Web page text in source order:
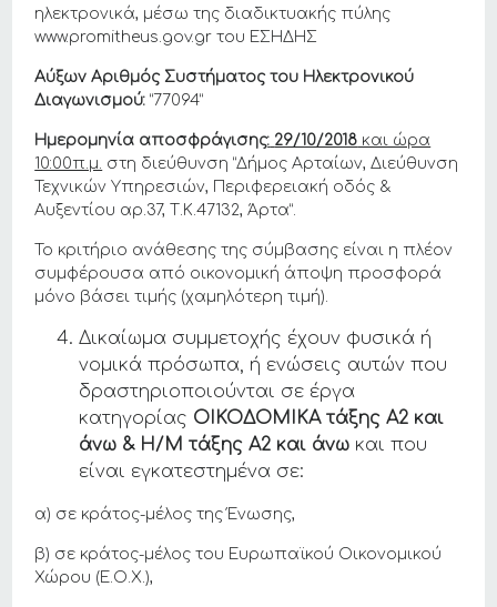
ηλεκτρονικά, μέσω της διαδικτυακής πύλης
www.promitheus.gov.gr του ΕΣΗΔΗΣ
Αύξων Αριθμός Συστήματος του Ηλεκτρονικού
Διαγωνισμού: “77094”
Ημερομηνία αποσφράγισης: 29/10/2018 και ώρα
10:00π.μ. στη διεύθυνση “Δήμος Αρταίων, Διεύθυνση
Τεχνικών Υπηρεσιών, Περιφερειακή οδός &
Αυξεντίου αρ.37, Τ.Κ.47132, Άρτα”.
Το κριτήριο ανάθεσης της σύμβασης είναι η πλέον
συμφέρουσα από οικονομική άποψη προσφορά
μόνο βάσει τιμής (χαμηλότερη τιμή).
Δικαίωμα συμμετοχής έχουν φυσικά ή
νομικά πρόσωπα, ή ενώσεις αυτών που
δραστηριοποιούνται σε έργα
κατηγορίας ΟΙΚΟΔΟΜΙΚΑ τάξης Α2 και
άνω & Η/Μ τάξης Α2 και άνω και που
είναι εγκατεστημένα σε:
α) σε κράτος-μέλος της Ένωσης,
β) σε κράτος-μέλος του Ευρωπαϊκού Οικονομικού
Χώρου (Ε.Ο.Χ.),